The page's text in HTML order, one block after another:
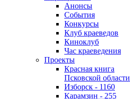
Анонсы
События
Конкурсы
Клуб краеведов
Киноклуб
Час краеведения
Проекты
Красная книга
Псковской области
Изборск - 1160
Карамзин - 255